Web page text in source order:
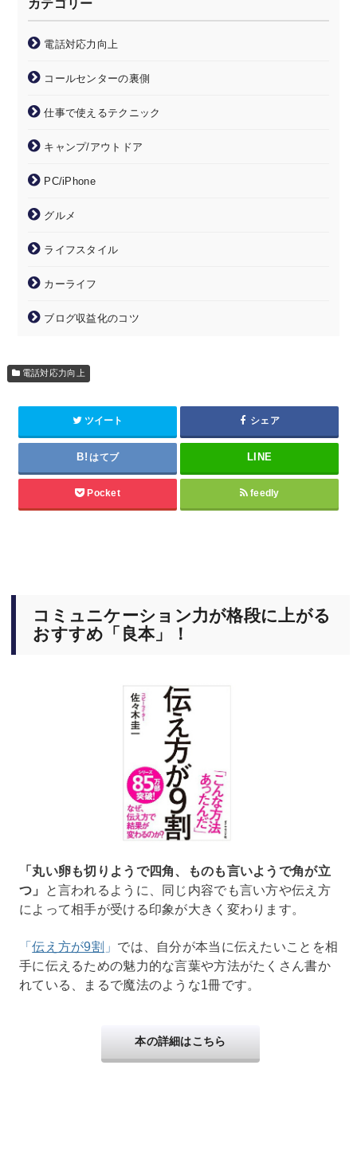
カテゴリー
電話対応力向上
コールセンターの裏側
仕事で使えるテクニック
キャンプ/アウトドア
PC/iPhone
グルメ
ライフスタイル
カーライフ
ブログ収益化のコツ
電話対応力向上
ツイート シェア
はてブ
Pocket feedly
コミュニケーション力が格段に上がる
おすすめ「良本」！
「丸い卵も切りようで四角、ものも言いようで角が立
つ」
と言われるように、同じ内容でも言い方や伝え方
によって相手が受ける印象が大きく変わります。
「伝え方が9割 」 では、自分が本当に伝えたいことを相
手に伝えるための魅力的な言葉や方法がたくさん書か
れている、まるで魔法のような1冊です。
本の詳細はこちら